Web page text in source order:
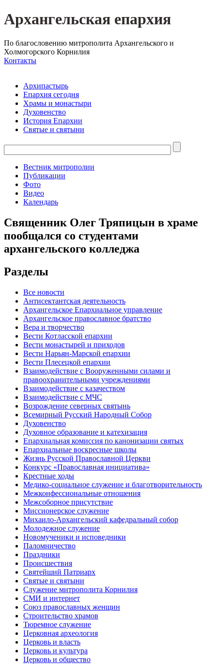
Архангельская епархия
По благословению митрополита Архангельского и
Холмогорского Корнилия
Контакты
Архипастырь
Епархия сегодня
Храмы и монастыри
Духовенство
История Епархии
Святые и святыни
Вестник митрополии
Публикации
Фото
Видео
Календарь
Священник Олег Тряпицын в храме
пообщался со студентами
архангельского колледжа
Разделы
Все новости
Антисектантская деятельность
Архангельское Епархиальное управление
Архангельское православное братство
Вера и творчество
Вести Котласской епархии
Вести монастырей и приходов
Вести Нарьян-Марской епархии
Вести Плесецкой епархии
Взаимодействие с Вооруженными силами и
правоохранительными учреждениями
Взаимодействие с казачеством
Взаимодействие с МЧС
Возрождение северных святынь
Всемирный Русский Народный Собор
Духовенство
Духовное образование и катехизация
Епархиальная комиссия по канонизации святых
Епархиальные воскресные школы
Жизнь Русской Православной Церкви
Конкурс «Православная инициатива»
Крестные ходы
Медико-социальное служение и благотворительность
Межконфессиональные отношения
Межсоборное присутствие
Миссионерское служение
Михаило-Архангельский кафедральный собор
Молодежное служение
Новомученики и исповедники
Паломничество
Праздники
Происшествия
Святейший Патриарх
Святые и святыни
Служение митрополита Корнилия
СМИ и интернет
Союз православных женщин
Строительство храмов
Тюремное служение
Церковная археология
Церковь и власть
Церковь и культура
Церковь и общество